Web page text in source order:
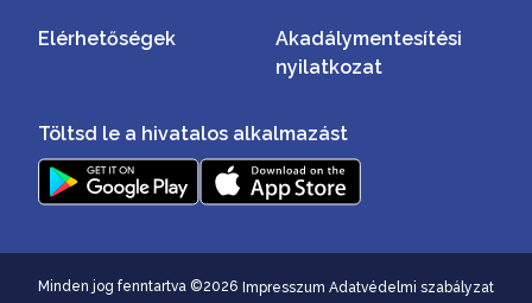
Elérhetőségek
Akadálymentesítési
nyilatkozat
Töltsd le a hivatalos alkalmazást
Minden jog fenntartva ©2026 Impresszum Adatvédelmi szabályzat